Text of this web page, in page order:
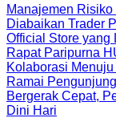
Manajemen
Diabaikan Trader
Official Store yang
Rapat Paripurna
Kolaborasi
Ramai
Bergerak Cepat,
Dini Hari